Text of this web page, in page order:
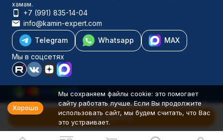
В корзину
хамам.
+7 (991) 835-14-04
info@kamin-expert.com
Telegram
Whatsapp
MAX
Мы в соцсетях
Каталог товаров
Компания
Информация
Политика персональных данных
Хорошо
Мы сохраняем файлы cookie: это помогает
сайту работать лучше. Если Вы продолжите
использовать сайт, мы будем считать, что Вас
это устраивает.